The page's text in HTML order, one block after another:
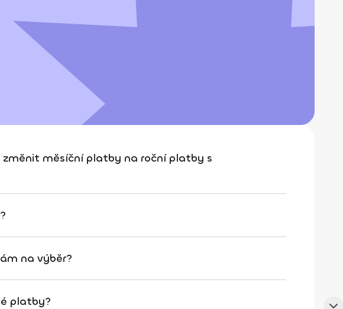
měsíční platby na roční platby s
na výběr?
platby?